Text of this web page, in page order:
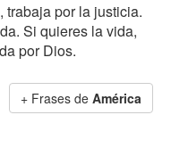
trabaja por la justicia.
Si quieres la vida,
por Dios.
+ Frases de América